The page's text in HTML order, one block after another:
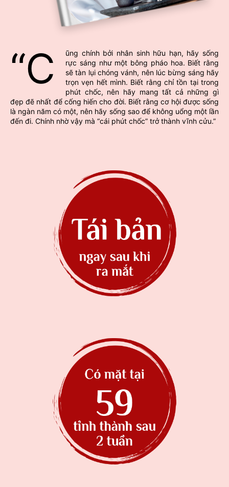
“C
ũng chính bởi nhân sinh hữu hạn, hãy sống
rực sáng như một bông pháo hoa. Biết rằng
sẽ tàn lụi chóng vánh, nên lúc bừng sáng hãy
trọn vẹn hết mình. Biết rằng chỉ tồn tại trong
phút chốc, nên hãy mang tất cả những gì
đẹp đẽ nhất để cống hiến cho đời. Biết rằng cơ hội được sống
là ngàn năm có một, nên hãy sống sao để không uổng một lần
đến đi. Chính nhờ vậy mà “cái phút chốc” trở thành vĩnh cửu.”